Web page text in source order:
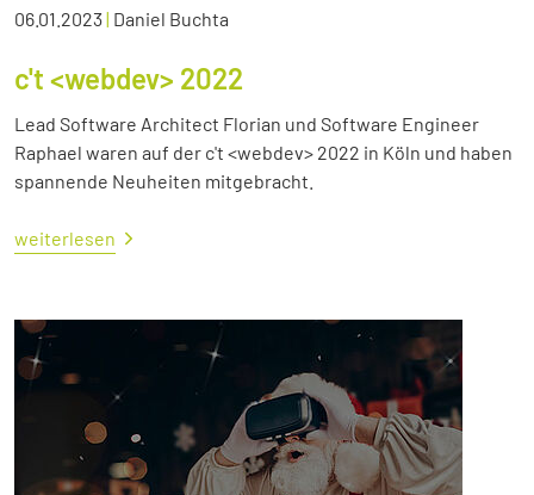
06.01.2023| Daniel Buchta
c't <webdev> 2022
Lead Software Architect Florian und Software Engineer
Raphael waren auf der c't <webdev> 2022 in Köln und haben
spannende Neuheiten mitgebracht.
weiterlesen